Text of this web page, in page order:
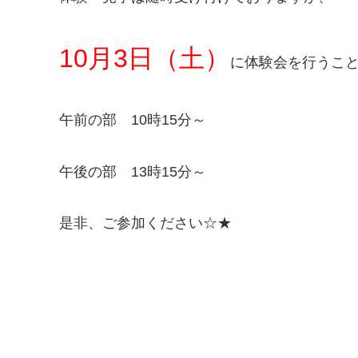
10月3日（土） に体験会を行うこ
午前の部 10時15分～
午後の部 13時15分～
是非、ご参加ください☆★